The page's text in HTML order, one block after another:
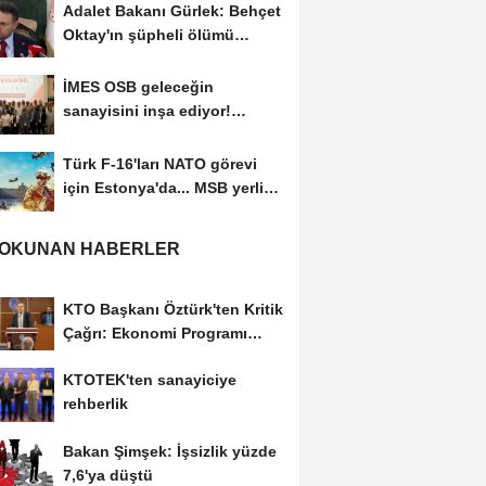
Adalet Bakanı Gürlek: Behçet
Oktay'ın şüpheli ölümü
İMES OSB geleceğin
sanayisini inşa ediyor!
Türk F-16'ları NATO görevi
için Estonya'da... MSB yerli
HABERLER
KTO Başkanı Öztürk'ten Kritik
Çağrı: Ekonomi Programı
KTOTEK'ten sanayiciye
rehberlik
Bakan Şimşek: İşsizlik yüzde
7,6'ya düştü